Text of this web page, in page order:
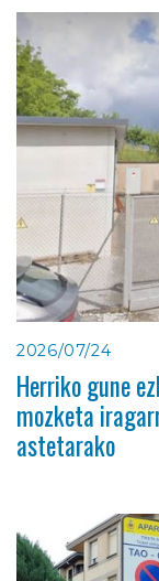
2026/07/24
Herriko gune
mozketa
astetarako